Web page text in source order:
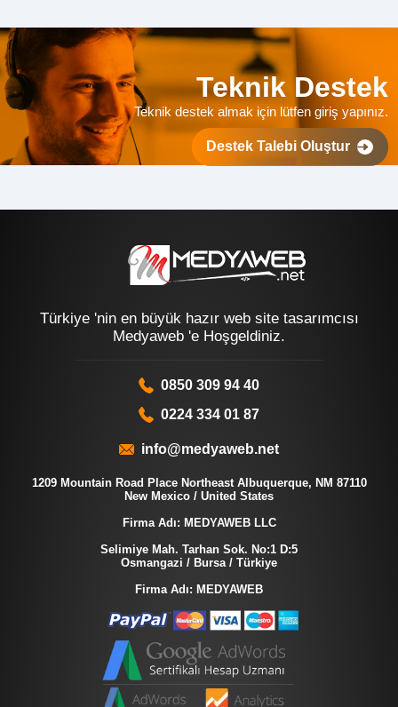
Teknik Destek
Teknik destek almak için lütfen giriş yapınız.
Destek Talebi Oluştur
Türkiye 'nin en büyük hazır web site tasarımcısı
Medyaweb 'e Hoşgeldiniz.
0850 309 94 40
0224 334 01 87
info@medyaweb.net
1209 Mountain Road Place Northeast Albuquerque, NM 87110
New Mexico / United States
Firma Adı: MEDYAWEB LLC
Selimiye Mah. Tarhan Sok. No:1 D:5
Osmangazi / Bursa / Türkiye
Firma Adı: MEDYAWEB